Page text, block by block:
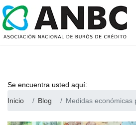
Se encuentra usted aquí:
Inicio
Blog Medidas económicas